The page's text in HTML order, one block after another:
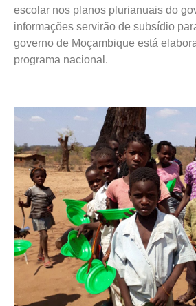
escolar nos planos plurianuais do
informações servirão de subsídio
governo de Moçambique está
programa nacional.